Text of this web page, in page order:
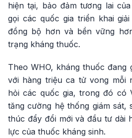
hiện tại, bảo đảm tương lai
gọi các quốc gia triển khai
đồng bộ hơn và bền vững
trạng kháng thuốc.
Theo WHO, kháng thuốc đang
với hàng triệu ca tử vong mỗi
hỏi các quốc gia, trong đó có
tăng cường hệ thống giám sát,
thúc đẩy đổi mới và đầu tư dài
lực của thuốc kháng sinh.